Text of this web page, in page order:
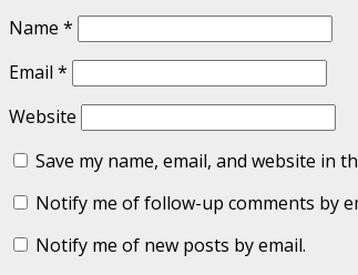
Name *
Email *
Website
Save my name, email, and website in
Notify me of follow-up comments by
Notify me of new posts by email.